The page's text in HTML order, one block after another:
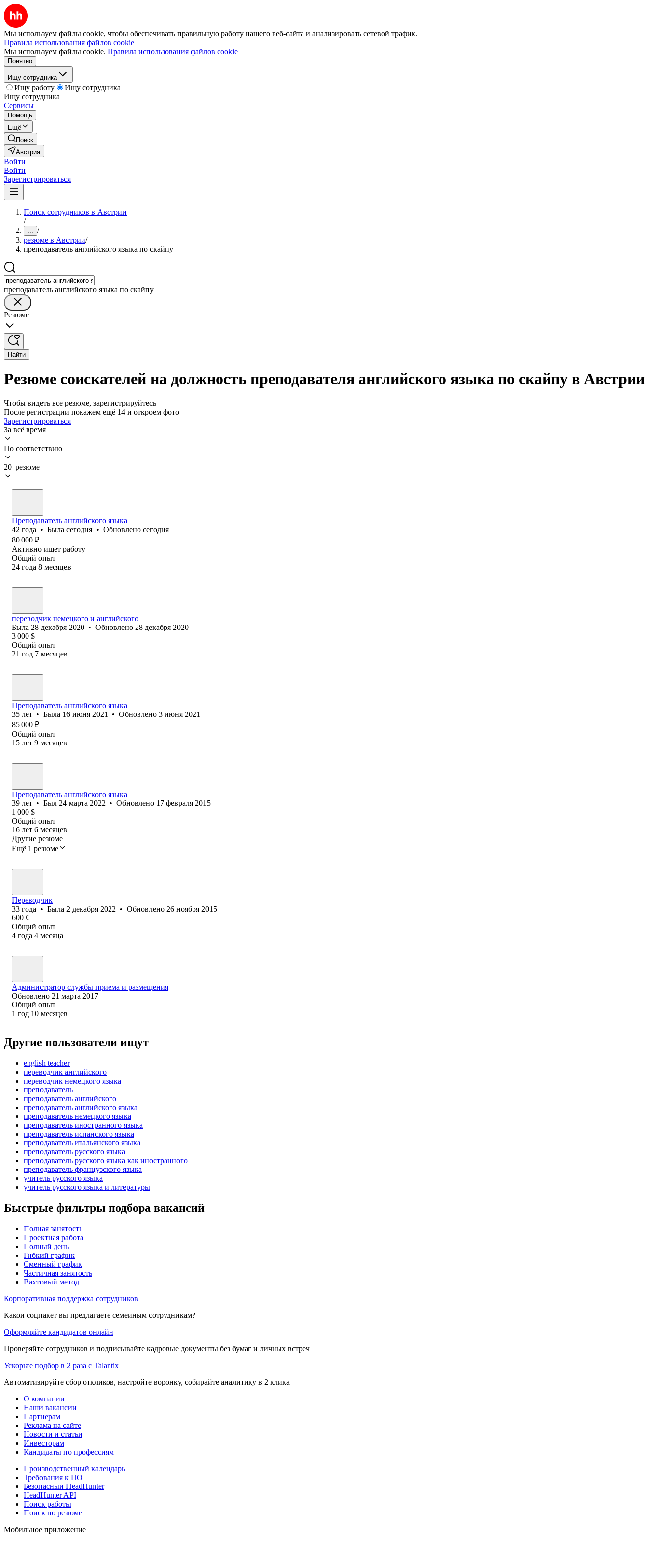
Мы используем файлы cookie, чтобы обеспечивать правильную работу нашего веб-сайта и анализировать сетевой трафик.
Правила использования файлов cookie
Мы используем файлы cookie. Правила использования файлов cookie
Понятно
Ищу сотрудника
Ищу работу
Ищу сотрудника
Ищу сотрудника
Сервисы
Помощь
Ещё
Поиск
Австрия
Войти
Войти
Зарегистрироваться
Поиск сотрудников в Австрии
/
... /
резюме в Австрии/
преподаватель английского языка по скайпу
преподаватель английского языка по скайпу
Резюме
Найти
Резюме соискателей на должность преподавателя английского языка по скайпу в Австрии
Чтобы видеть все резюме, зарегистрируйтесь
После регистрации покажем ещё 14 и откроем фото
Зарегистрироваться
За всё время
По соответствию
20 резюме
Преподаватель английского языка
42 года • Была сегодня • Обновлено сегодня
80 000 ₽
Активно ищет работу
Общий опыт
24 года 8 месяцев
переводчик немецкого и английского
Была 28 декабря 2020 • Обновлено 28 декабря 2020
3 000 $
Общий опыт
21 год 7 месяцев
Преподаватель английского языка
35 лет • Была 16 июня 2021 • Обновлено 3 июня 2021
85 000 ₽
Общий опыт
15 лет 9 месяцев
Преподаватель английского языка
39 лет • Был 24 марта 2022 • Обновлено 17 февраля 2015
1 000 $
Общий опыт
16 лет 6 месяцев
Другие резюме
Ещё 1 резюме
Переводчик
33 года • Была 2 декабря 2022 • Обновлено 26 ноября 2015
600 €
Общий опыт
4 года 4 месяца
Администратор службы приема и размещения
Обновлено 21 марта 2017
Общий опыт
1 год 10 месяцев
Другие пользователи ищут
english teacher
переводчик английского
переводчик немецкого языка
преподаватель
преподаватель английского
преподаватель английского языка
преподаватель немецкого языка
преподаватель иностранного языка
преподаватель испанского языка
преподаватель итальянского языка
преподаватель русского языка
преподаватель русского языка как иностранного
преподаватель французского языка
учитель русского языка
учитель русского языка и литературы
Быстрые фильтры подбора вакансий
Полная занятость
Проектная работа
Полный день
Гибкий график
Сменный график
Частичная занятость
Вахтовый метод
Корпоративная поддержка сотрудников
Какой соцпакет вы предлагаете семейным сотрудникам?
Оформляйте кандидатов онлайн
Проверяйте сотрудников и подписывайте кадровые документы без бумаг и личных встреч
Ускорьте подбор в 2 раза с Talantix
Автоматизируйте сбор откликов, настройте воронку, собирайте аналитику в 2 клика
О компании
Наши вакансии
Партнерам
Реклама на сайте
Новости и статьи
Инвесторам
Кандидаты по профессиям
Производственный календарь
Требования к ПО
Безопасный HeadHunter
HeadHunter API
Поиск работы
Поиск по резюме
Мобильное приложение